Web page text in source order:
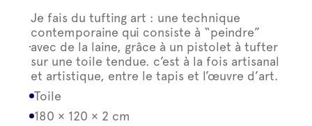
Je fais du tufting art : une technique
contemporaine qui consiste à “peindre”
avec de la laine, grâce à un pistolet à tufter
sur une toile tendue. c’est à la fois artisanal
et artistique, entre le tapis et l’œuvre d’art.
Toile
180 × 120 × 2 cm